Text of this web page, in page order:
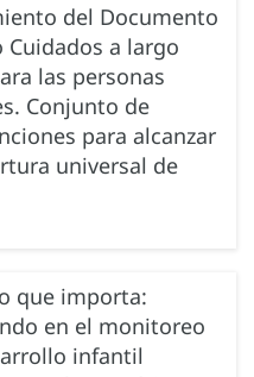
del Documento
Cuidados a largo
las personas
Conjunto de
para alcanzar
universal de
que importa:
en el monitoreo
infantil